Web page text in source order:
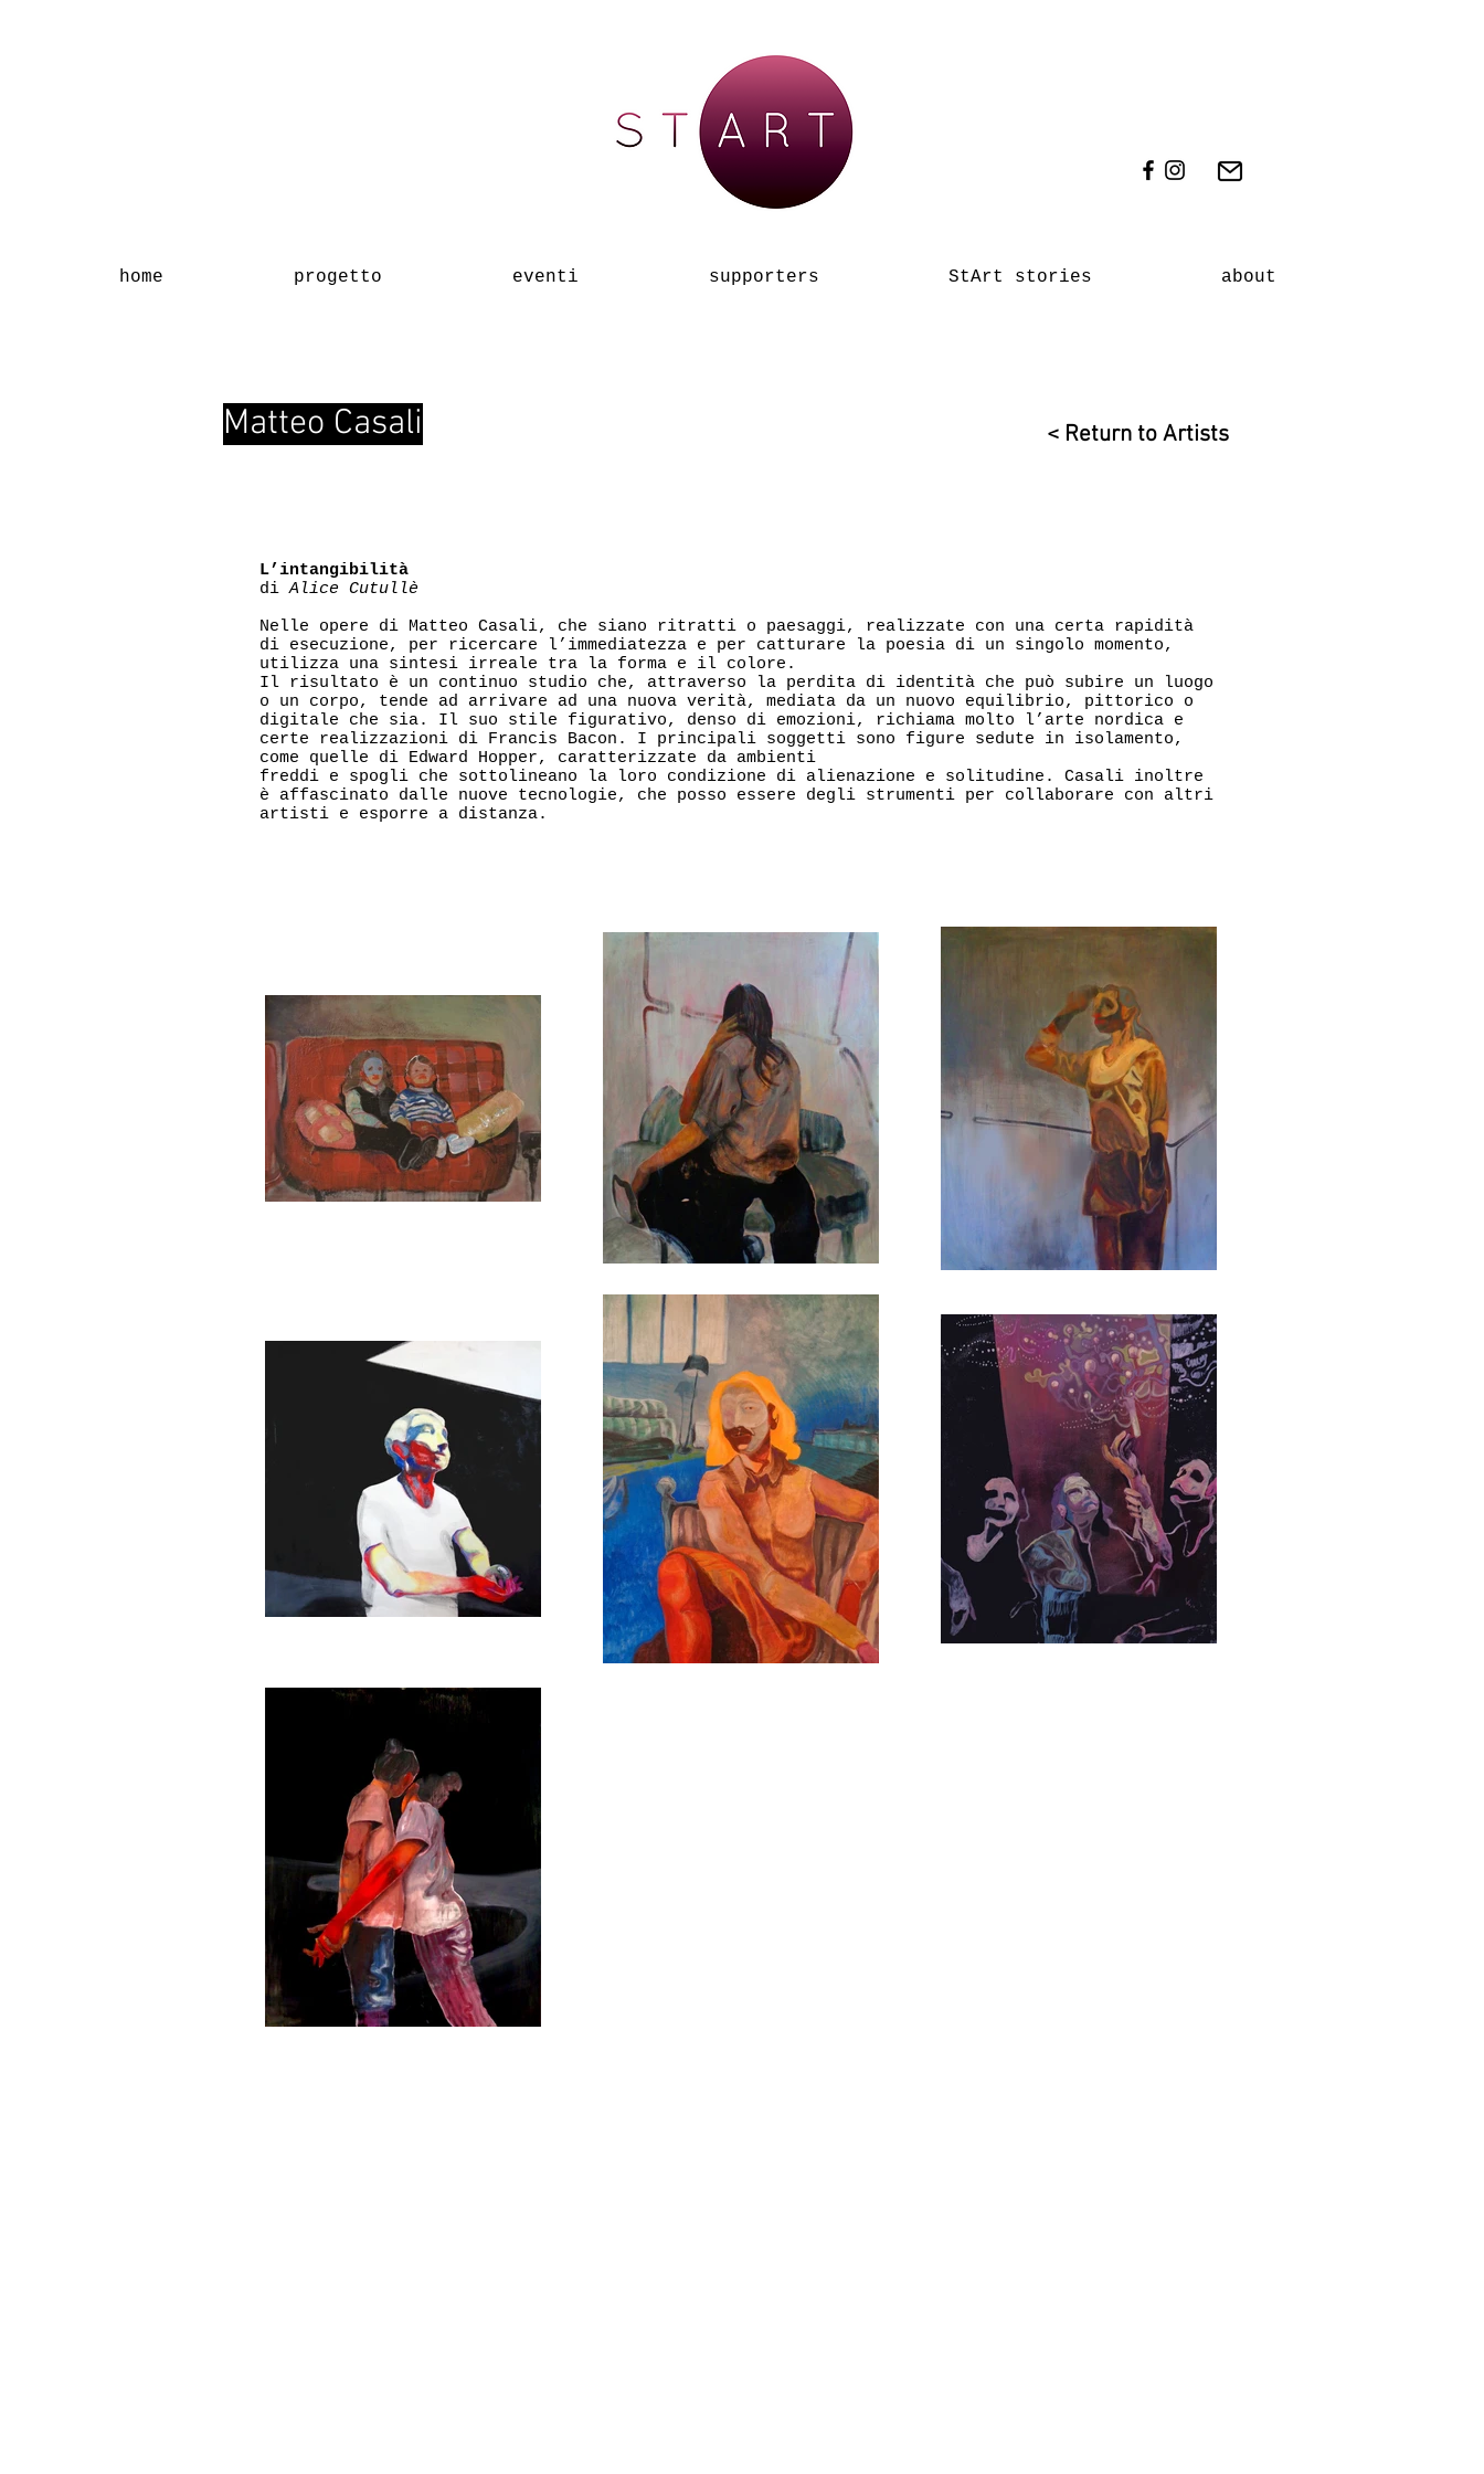
home progetto eventi supporters StArt stories about
Matteo Casali < Return to Artists
L’intangibilità
diAlice Cutullè
Nelle opere di Matteo Casali, che siano ritratti o paesaggi, realizzate con una certa rapidità
di esecuzione, per ricercare l’immediatezza e per catturare la poesia di un singolo momento,
utilizza una sintesi irreale tra la forma e il colore.
Il risultato è un continuo studio che, attraverso la perdita di identità che può subire un luogo
o un corpo, tende ad arrivare ad una nuova verità, mediata da un nuovo equilibrio, pittorico o
digitale che sia. Il suo stile figurativo, denso di emozioni, richiama molto l’arte nordica e
certe realizzazioni di Francis Bacon. I principali soggetti sono figure sedute in isolamento,
come quelle di Edward Hopper, caratterizzate da ambienti
freddi e spogli che sottolineano la loro condizione di alienazione e solitudine. Casali inoltre
è affascinato dalle nuove tecnologie, che posso essere degli strumenti per collaborare con altri
artisti e esporre a distanza.